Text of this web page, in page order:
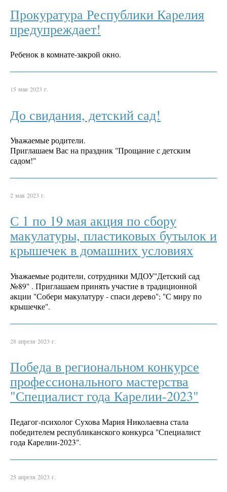
Прокуратура Республики Карелия
предупреждает!
Ребенок в комнате-закрой окно.
15 мая 2023 г.
До свидания, детский сад!
Уважаемые родители.
Приглашаем Вас на праздник "Прощание с детским
садом!"
2 мая 2023 г.
С 1 по 19 мая акция по сбору
макулатуры, пластиковых бутылок и
крышечек в домашних условиях
Уважаемые родители, сотрудники МДОУ"Детский сад
№89" . Приглашаем принять участие в традиционной
акции "Собери макулатуру - спаси дерево"; "С миру по
крышечке".
28 апреля 2023 г.
Победа в региональном конкурсе
профессионального мастерства
"Специалист года Карелии-2023"
Педагог-психолог Сухова Мария Николаевна стала
победителем республиканского конкурса "Специалист
года Карелии-2023".
25 апреля 2023 г.